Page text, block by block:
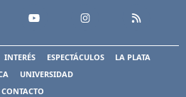
INTERÉS ESPECTÁCULOS
LA PLATA
UNIVERSIDAD
CONTACTO